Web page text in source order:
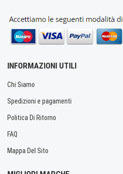
INFORMAZIONI UTILI
Chi Siamo
Spedizioni e pagamenti
Politica Di Ritorno
FAQ
Mappa Del Sito